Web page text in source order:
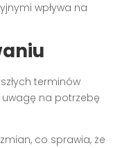
wpływa na
terminów
na potrzebę
co sprawia, że